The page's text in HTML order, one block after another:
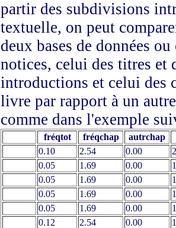
partir des subdivisions
textuelle, on peut
deux bases de données
notices, celui des titres et
introductions et celui des
livre par rapport à un
comme dans l'exemple
fréqtot fréqchap
autrchap
0.10
2.54 0.00
0.05
1.69 0.00
0.05
1.69 0.00
0.05
1.69 0.00
0.05
1.69 0.00
0.12
2.54 0.00